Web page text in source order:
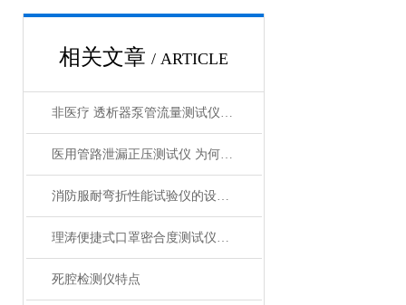
相关文章 / ARTICLE
非医疗 透析器泵管流量测试仪 YY 0267-2016 仪器原理
医用管路泄漏正压测试仪 为何会这么C销？原因是什么？上海理涛发布
消防服耐弯折性能试验仪的设计原理与测试方法揭秘
理涛便捷式口罩密合度测试仪符合标准 产品参数
死腔检测仪特点